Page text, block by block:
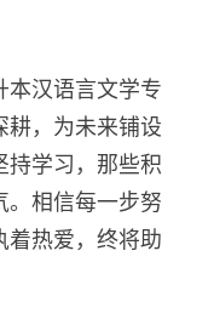
汉语言文学专
耕，为未来铺设
持学习，那些积
。相信每一步努
着热爱，终将助